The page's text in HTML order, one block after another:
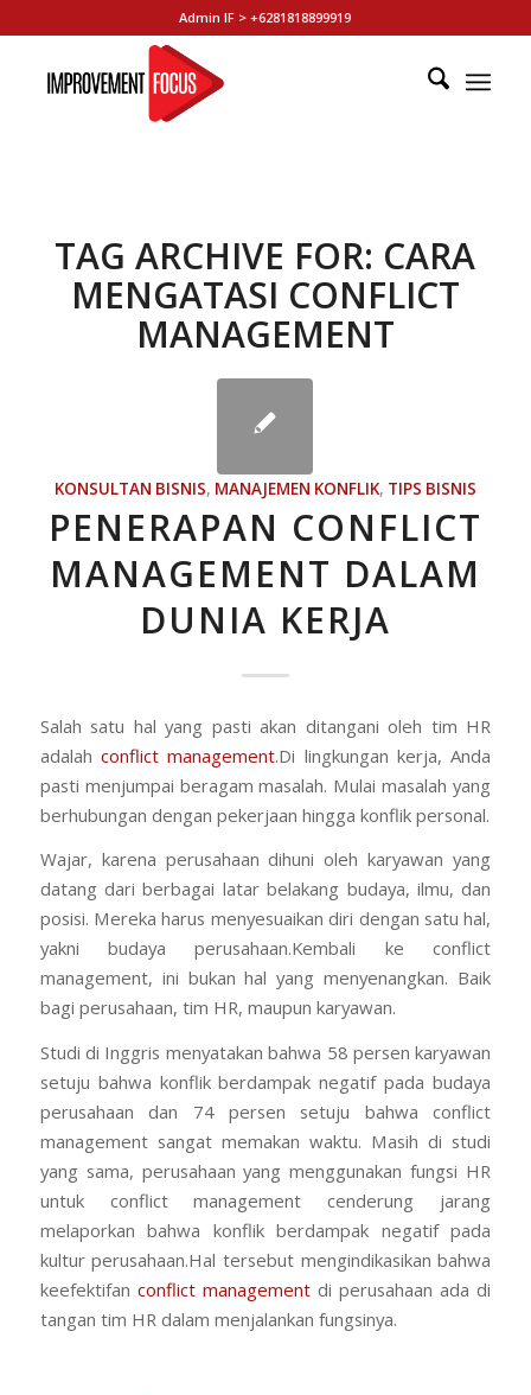
Admin IF > +6281818899919
TAG ARCHIVE FOR: CARA
MENGATASI CONFLICT
MANAGEMENT
KONSULTAN BISNIS, MANAJEMEN KONFLIK, TIPS BISNIS
PENERAPAN CONFLICT
MANAGEMENT DALAM
DUNIA KERJA
Salah satu hal yang pasti akan ditangani oleh tim HR
adalah conflict management.Di lingkungan kerja, Anda
pasti menjumpai beragam masalah. Mulai masalah yang
berhubungan dengan pekerjaan hingga konflik personal.
Wajar, karena perusahaan dihuni oleh karyawan yang
datang dari berbagai latar belakang budaya, ilmu, dan
posisi. Mereka harus menyesuaikan diri dengan satu hal,
yakni budaya perusahaan.Kembali ke conflict
management, ini bukan hal yang menyenangkan. Baik
bagi perusahaan, tim HR, maupun karyawan.
Studi di Inggris menyatakan bahwa 58 persen karyawan
setuju bahwa konflik berdampak negatif pada budaya
perusahaan dan 74 persen setuju bahwa conflict
management sangat memakan waktu. Masih di studi
yang sama, perusahaan yang menggunakan fungsi HR
untuk conflict management cenderung jarang
melaporkan bahwa konflik berdampak negatif pada
kultur perusahaan.Hal tersebut mengindikasikan bahwa
keefektifan conflict managementdi perusahaan ada di
tangan tim HR dalam menjalankan fungsinya.